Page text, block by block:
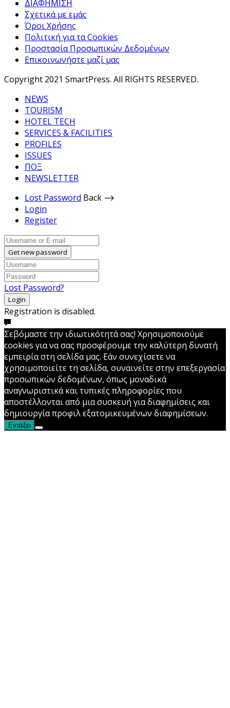
ΔΙΑΦΗΜΙΣΗ
Σχετικά με εμάς
Όροι Χρήσης
Πολιτική για τα Cookies
Προστασία Προσωπικών Δεδομένων
Επικοινωνήστε μαζί μας
Copyright 2021 SmartPress. All RIGHTS RESERVED.
NEWS
TOURISM
HOTEL TECH
SERVICES & FACILITIES
PROFILES
ISSUES
ΠΟΞ
NEWSLETTER
Lost Password Back ⟶
Login
Register
Get new password
Lost Password?
Login
Registration is disabled.
Σεβόμαστε την ιδιωτικότητά σας! Χρησιμοποιούμε
cookies για να σας προσφέρουμε την καλύτερη δυνατή
εμπειρία στη σελίδα μας. Εάν συνεχίσετε να
χρησιμοποιείτε τη σελίδα, συναινείτε στην επεξεργασία
προσωπικών δεδομένων, όπως μοναδικά
αναγνωριστικά και τυπικές πληροφορίες που
αποστέλλονται από μια συσκευή για διαφημίσεις και
δημιουργία προφιλ εξατομικευμένων διαφημίσεων.
Εντάξει